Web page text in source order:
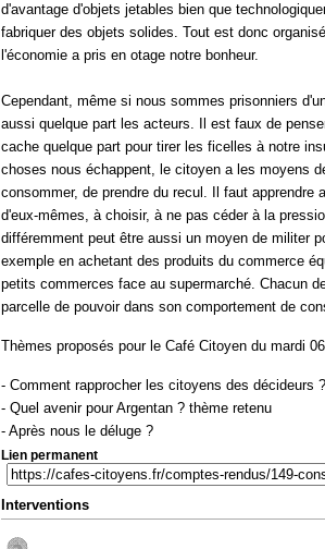
d'avantage d'objets jetables bien que
fabriquer des objets solides. Tout est donc
l'économie a pris en otage notre bonheur.
Cependant, même si nous sommes prisonniers
aussi quelque part les acteurs. Il est faux de
cache quelque part pour tirer les ficelles à notre
choses nous échappent, le citoyen a les moyens
consommer, de prendre du recul. Il faut apprendre
d'eux-mêmes, à choisir, à ne pas céder à la
différemment peut être aussi un moyen de militer
exemple en achetant des produits du commerce
petits commerces face au supermarché. Chacun
parcelle de pouvoir dans son comportement de
Thèmes proposés pour le Café Citoyen du mardi
- Comment rapprocher les citoyens des décideurs ?
- Quel avenir pour Argentan ? thème retenu
- Après nous le déluge ?
Lien permanent
Interventions